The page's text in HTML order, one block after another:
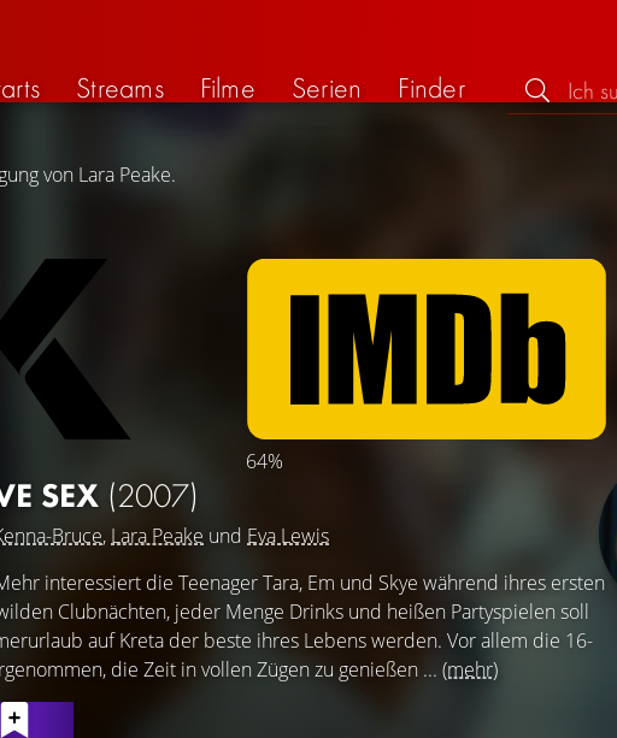
Streams Filme Serien
Finder
von Lara Peake.
64%
SEX (2007)
Bruce, Lara Peake und Eva Lewis
interessiert die Teenager Tara, Em und Skye während ihres ersten
Clubnächten, jeder Menge Drinks und heißen Partyspielen soll
auf Kreta der beste ihres Lebens werden. Vor allem die 16-
die Zeit in vollen Zügen zu genießen ... (mehr)